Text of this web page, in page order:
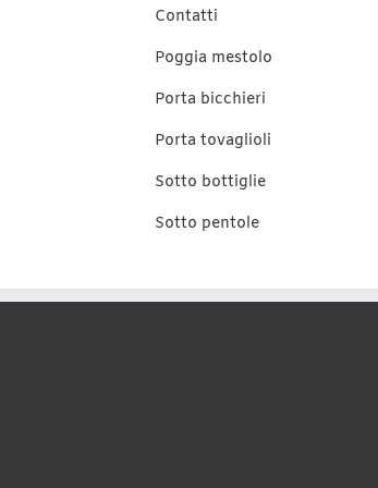
Contatti
Poggia mestolo
Porta bicchieri
Porta tovaglioli
Sotto bottiglie
Sotto pentole